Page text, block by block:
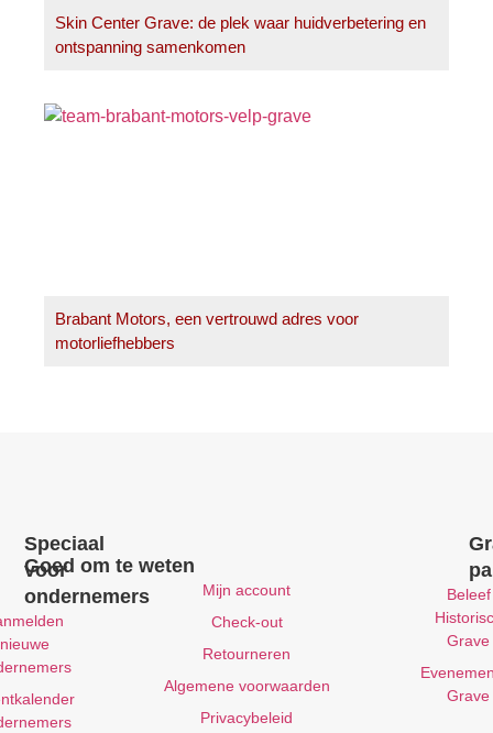
Skin Center Grave: de plek waar huidverbetering en
ontspanning samenkomen
Brabant Motors, een vertrouwd adres voor
motorliefhebbers
Beleef
Grave
Grave
Goed om te weten
Mijn account
Check-out
Retourneren
Algemene voorwaarden
Privacybeleid
Speciaal
voor
ondernemers
nieuwe